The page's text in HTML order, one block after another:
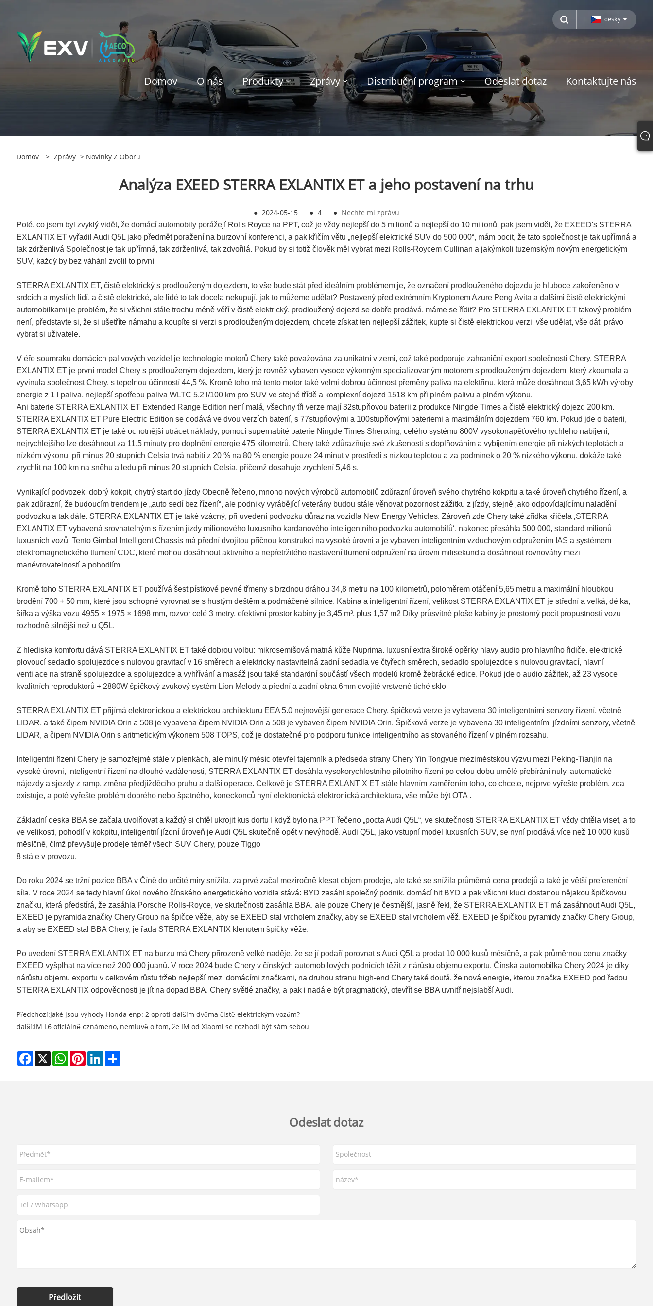
český
Domov O nás Produkty Zprávy Distribuční program Odeslat dotaz Kontaktujte nás
Domov > Zprávy > Novinky Z Oboru
Analýza EXEED STERRA EXLANTIX ET a jeho postavení na trhu
● 2024-05-15 ● 4 ● Nechte mi zprávu
Poté, co jsem byl zvyklý vidět, že domácí automobily porážejí Rolls Royce na PPT, což je vždy nejlepší do 5 milionů a nejlepší do 10 milionů, pak jsem viděl, že EXEED's STERRA
EXLANTIX ET vyřadil Audi Q5L jako předmět poražení na burzovní konferenci, a pak křičím větu „nejlepší elektrické SUV do 500 000“, mám pocit, že tato společnost je tak upřímná a
tak zdrženlivá Společnost je tak upřímná, tak zdrženlivá, tak zdvořilá. Pokud by si totiž člověk měl vybrat mezi Rolls-Roycem Cullinan a jakýmkoli tuzemským novým energetickým
SUV, každý by bez váhání zvolil to první.
STERRA EXLANTIX ET, čistě elektrický s prodlouženým dojezdem, to vše bude stát před ideálním problémem je, že označení prodlouženého dojezdu je hluboce zakořeněno v
srdcích a myslích lidí, a čistě elektrické, ale lidé to tak docela nekupují, jak to můžeme udělat? Postavený před extrémním Kryptonem Azure Peng Avita a dalšími čistě elektrickými
automobilkami je problém, že si všichni stále trochu méně věří v čistě elektrický, prodloužený dojezd se dobře prodává, máme se řídit? Pro STERRA EXLANTIX ET takový problém
není, představte si, že si ušetříte námahu a koupíte si verzi s prodlouženým dojezdem, chcete získat ten nejlepší zážitek, kupte si čistě elektrickou verzi, vše udělat, vše dát, právo
vybrat si uživatele.
V éře soumraku domácích palivových vozidel je technologie motorů Chery také považována za unikátní v zemi, což také podporuje zahraniční export společnosti Chery. STERRA
EXLANTIX ET je první model Chery s prodlouženým dojezdem, který je rovněž vybaven vysoce výkonným specializovaným motorem s prodlouženým dojezdem, který zkoumala a
vyvinula společnost Chery, s tepelnou účinností 44,5 %. Kromě toho má tento motor také velmi dobrou účinnost přeměny paliva na elektřinu, která může dosáhnout 3,65 kWh výroby
energie z 1 l paliva, nejlepší spotřebu paliva WLTC 5,2 l/100 km pro SUV ve stejné třídě a komplexní dojezd 1518 km při plném palivu a plném výkonu.
Ani baterie STERRA EXLANTIX ET Extended Range Edition není malá, všechny tři verze mají 32stupňovou baterii z produkce Ningde Times a čistě elektrický dojezd 200 km.
STERRA EXLANTIX ET Pure Electric Edition se dodává ve dvou verzích baterií, s 77stupňovými a 100stupňovými bateriemi a maximálním dojezdem 760 km. Pokud jde o baterii,
STERRA EXLANTIX ET je také ochotnější utrácet náklady, pomocí supernabité baterie Ningde Times Shenxing, celého systému 800V vysokonapěťového rychlého nabíjení,
nejrychlejšího lze dosáhnout za 11,5 minuty pro doplnění energie 475 kilometrů. Chery také zdůrazňuje své zkušenosti s doplňováním a vybíjením energie při nízkých teplotách a
nízkém výkonu: při minus 20 stupních Celsia trvá nabití z 20 % na 80 % energie pouze 24 minut v prostředí s nízkou teplotou a za podmínek o 20 % nízkého výkonu, dokáže také
zrychlit na 100 km na sněhu a ledu při minus 20 stupních Celsia, přičemž dosahuje zrychlení 5,46 s.
Vynikající podvozek, dobrý kokpit, chytrý start do jízdy Obecně řečeno, mnoho nových výrobců automobilů zdůrazní úroveň svého chytrého kokpitu a také úroveň chytrého řízení, a
pak zdůrazní, že budoucím trendem je „auto sedí bez řízení“, ale podniky vyrábějící veterány budou stále věnovat pozornost zážitku z jízdy, stejně jako odpovídajícímu naladění
podvozku a tak dále. STERRA EXLANTIX ET je také vzácný, při uvedení podvozku důraz na vozidla New Energy Vehicles. Zároveň zde Chery také zřídka křičela ‚STERRA
EXLANTIX ET vybavená srovnatelným s řízením jízdy milionového luxusního kardanového inteligentního podvozku automobilů‘, nakonec přesáhla 500 000, standard milionů
luxusních vozů. Tento Gimbal Intelligent Chassis má přední dvojitou příčnou konstrukci na vysoké úrovni a je vybaven inteligentním vzduchovým odpružením IAS a systémem
elektromagnetického tlumení CDC, které mohou dosáhnout aktivního a nepřetržitého nastavení tlumení odpružení na úrovni milisekund a dosáhnout rovnováhy mezi
manévrovatelností a pohodlím.
Kromě toho STERRA EXLANTIX ET používá šestipístkové pevné třmeny s brzdnou dráhou 34,8 metru na 100 kilometrů, poloměrem otáčení 5,65 metru a maximální hloubkou
brodění 700 + 50 mm, které jsou schopné vyrovnat se s hustým deštěm a podmáčené silnice. Kabina a inteligentní řízení, velikost STERRA EXLANTIX ET je střední a velká, délka,
šířka a výška vozu 4955 × 1975 × 1698 mm, rozvor celé 3 metry, efektivní prostor kabiny je 3,45 m³, plus 1,57 m2 Díky průsvitné ploše kabiny je prostorný pocit propustnosti vozu
rozhodně silnější než u Q5L.
Z hlediska komfortu dává STERRA EXLANTIX ET také dobrou volbu: mikrosemišová matná kůže Nuprima, luxusní extra široké opěrky hlavy audio pro hlavního řidiče, elektrické
plovoucí sedadlo spolujezdce s nulovou gravitací v 16 směrech a elektricky nastavitelná zadní sedadla ve čtyřech směrech, sedadlo spolujezdce s nulovou gravitací, hlavní
ventilace na straně spolujezdce a spolujezdce a vyhřívání a masáž jsou také standardní součástí všech modelů kromě žebrácké edice. Pokud jde o audio zážitek, až 23 vysoce
kvalitních reproduktorů + 2880W špičkový zvukový systém Lion Melody a přední a zadní okna 6mm dvojité vrstvené tiché sklo.
STERRA EXLANTIX ET přijímá elektronickou a elektrickou architekturu EEA 5.0 nejnovější generace Chery, špičková verze je vybavena 30 inteligentními senzory řízení, včetně
LIDAR, a také čipem NVIDIA Orin a 508 je vybavena čipem NVIDIA Orin a 508 je vybaven čipem NVIDIA Orin. Špičková verze je vybavena 30 inteligentními jízdními senzory, včetně
LIDAR, a čipem NVIDIA Orin s aritmetickým výkonem 508 TOPS, což je dostatečné pro podporu funkce inteligentního asistovaného řízení v plném rozsahu.
Inteligentní řízení Chery je samozřejmě stále v plenkách, ale minulý měsíc otevřel tajemník a předseda strany Chery Yin Tongyue meziměstskou výzvu mezi Peking-Tianjin na
vysoké úrovni, inteligentní řízení na dlouhé vzdálenosti, STERRA EXLANTIX ET dosáhla vysokorychlostního pilotního řízení po celou dobu umělé přebírání nuly, automatické
nájezdy a sjezdy z ramp, změna předjížděcího pruhu a další operace. Celkově je STERRA EXLANTIX ET stále hlavním zaměřením toho, co chcete, nejprve vyřešte problém, zda
existuje, a poté vyřešte problém dobrého nebo špatného, ​​koneckonců nyní elektronická elektronická architektura, vše může být OTA .
Základní deska BBA se začala uvolňovat a každý si chtěl ukrojit kus dortu I když bylo na PPT řečeno „pocta Audi Q5L“, ve skutečnosti STERRA EXLANTIX ET vždy chtěla viset, a to
ve velikosti, pohodlí v kokpitu, inteligentní jízdní úroveň je Audi Q5L skutečně opět v nevýhodě. Audi Q5L, jako vstupní model luxusních SUV, se nyní prodává více než 10 000 kusů
měsíčně, čímž převyšuje prodeje téměř všech SUV Chery, pouze Tiggo
8 stále v provozu.
Do roku 2024 se tržní pozice BBA v Číně do určité míry snížila, za prvé začal meziročně klesat objem prodeje, ale také se snížila průměrná cena prodejů a také je větší preferenční
síla. V roce 2024 se tedy hlavní úkol nového čínského energetického vozidla stává: BYD zasáhl společný podnik, domácí hit BYD a pak všichni kluci dostanou nějakou špičkovou
značku, která předstírá, že zasáhla Porsche Rolls-Royce, ve skutečnosti zasáhla BBA. ale pouze Chery je čestnější, jasně řekl, že STERRA EXLANTIX ET má zasáhnout Audi Q5L,
EXEED je pyramida značky Chery Group na špičce věže, aby se EXEED stal vrcholem značky, aby se EXEED stal vrcholem věž. EXEED je špičkou pyramidy značky Chery Group,
a aby se EXEED stal BBA Chery, je řada STERRA EXLANTIX klenotem špičky věže.
Po uvedení STERRA EXLANTIX ET na burzu má Chery přirozeně velké naděje, že se jí podaří porovnat s Audi Q5L a prodat 10 000 kusů měsíčně, a pak průměrnou cenu značky
EXEED vyšplhat na více než 200 000 juanů. V roce 2024 bude Chery v čínských automobilových podnicích těžit z nárůstu objemu exportu. Čínská automobilka Chery 2024 je díky
nárůstu objemu exportu v celkovém růstu tržeb nejlepší mezi domácími značkami, na druhou stranu high-end Chery také doufá, že nová energie, kterou značka EXEED pod řadou
STERRA EXLANTIX odpovědnosti je jít na dopad BBA. Chery světlé značky, a pak i nadále být pragmatický, otevřít se BBA uvnitř nejslabší Audi.
Předchozí:Jaké jsou výhody Honda enp: 2 oproti dalším dvěma čistě elektrickým vozům?
další:IM L6 oficiálně oznámeno, nemluvě o tom, že IM od Xiaomi se rozhodl být sám sebou
Facebook
X WhatsAppPinterestLinkedInShare
Odeslat dotaz
Předložit